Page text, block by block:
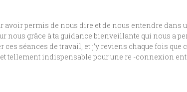
avoir permis de nous dire et de nous entendre dans
nous grâce à ta guidance bienveillante qui nous a
ces séances de travail, et j’y reviens chaque fois
tellement indispensable pour une re -connexion